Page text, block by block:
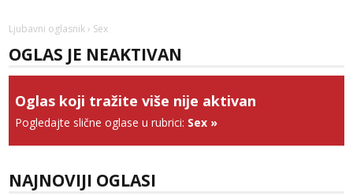
Anđela
Tel:064/677-677- Kod: #142
tel:0,93€ - mob:1,12€ min
Lucija
Razgovaram :)
Tel:064/677-677- Kod: #136
Obavijesti me kada se oslobodi
Ljubavni oglasnik › Sex
OGLAS JE NEAKTIVAN
Oglas koji tražite više nije aktivan
Pogledajte slične oglase u rubrici: Sex »
NAJNOVIJI OGLASI